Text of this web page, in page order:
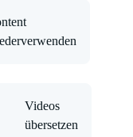
Videos
übersetzen